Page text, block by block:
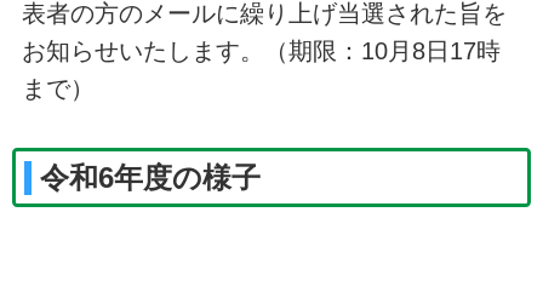
表者の方のメールに繰り上げ当選された旨を
お知らせいたします。（期限：10月8日17時
まで）
令和6年度の様子